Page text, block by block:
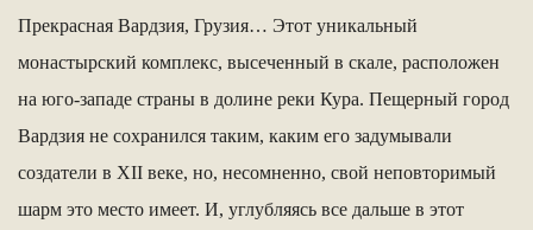
Прекрасная Вардзия, Грузия… Этот уникальный
монастырский комплекс, высеченный в скале, расположен
на юго-западе страны в долине реки Кура. Пещерный город
Вардзия не сохранился таким, каким его задумывали
создатели в XII веке, но, несомненно, свой неповторимый
шарм это место имеет. И, углубляясь все дальше в этот